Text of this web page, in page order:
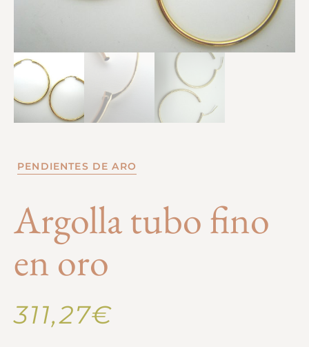
PENDIENTES DE ARO
Argolla tubo fino
en oro
311,27€